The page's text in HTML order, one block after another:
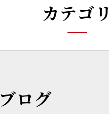
カテゴ
ブログ